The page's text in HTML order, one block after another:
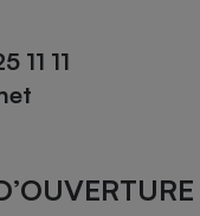
11 11